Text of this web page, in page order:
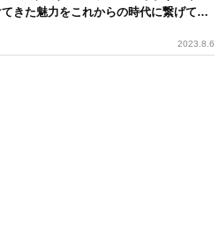
きた魅力をこれからの時代に繋げてい
2023.8.6